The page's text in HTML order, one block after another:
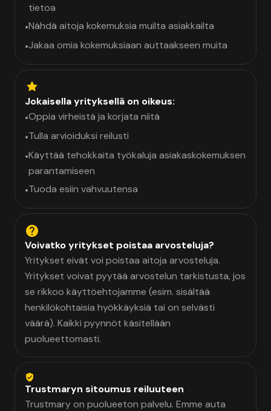
tietoa
•Nähdä aitoja kokemuksia muilta asiakkailta
•Jakaa omia kokemuksiaan auttaakseen muita
Jokaisella yrityksellä on oikeus:
•Oppia virheistä ja korjata niitä
•Tulla arvioiduksi reilusti
•Käyttää tehokkaita työkaluja asiakaskokemuksen
parantamiseen
•Tuoda esiin vahvuutensa
Voivatko yritykset poistaa arvosteluja?
Yritykset eivät voi poistaa aitoja arvosteluja.
Yritykset voivat pyytää arvostelun tarkistusta, jos
se rikkoo käyttöehtojamme (esim. sisältää
henkilökohtaisia hyökkäyksiä tai on selvästi
väärä). Kaikki pyynnöt käsitellään
puolueettomasti.
Trustmaryn sitoumus reiluuteen
Trustmary on puolueeton palvelu. Emme auta